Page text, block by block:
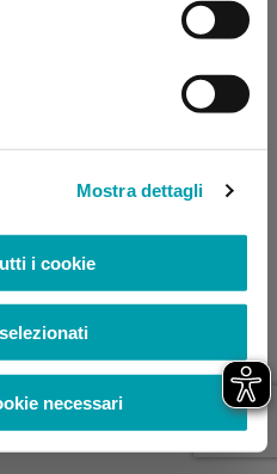
Mostra dettagli
i cookie
necessari